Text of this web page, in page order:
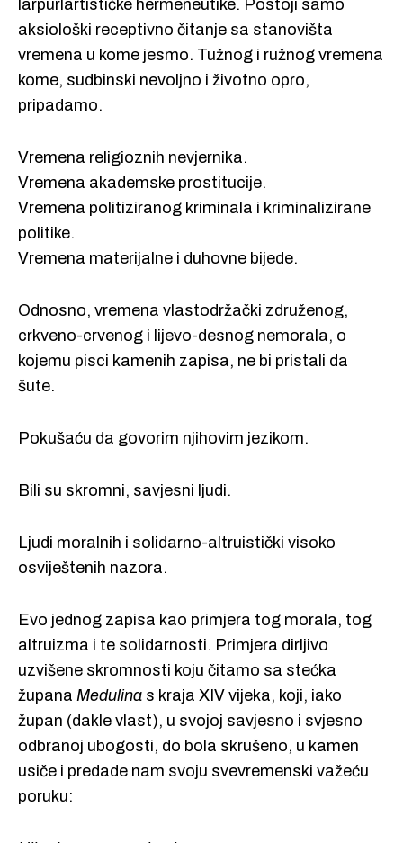
larpurlartističke hermeneutike. Postoji samo
aksiološki receptivno čitanje sa stanovišta
vremena u kome jesmo. Tužnog i ružnog vremena
kome, sudbinski nevoljno i životno opro,
pripadamo.
Vremena religioznih nevjernika.
Vremena akademske prostitucije.
Vremena politiziranog kriminala i kriminalizirane
politike.
Vremena materijalne i duhovne bijede.
Odnosno, vremena vlastodržački združenog,
crkveno-crvenog i lijevo-desnog nemorala, o
kojemu pisci kamenih zapisa, ne bi pristali da
šute.
Pokušaću da govorim njihovim jezikom.
Bili su skromni, savjesni ljudi.
Ljudi moralnih i solidarno-altruistički visoko
osviještenih nazora.
Evo jednog zapisa kao primjera tog morala, tog
altruizma i te solidarnosti. Primjera dirljivo
uzvišene skromnosti koju čitamo sa stećka
župana Medulinas kraja XIV vijeka, koji, iako
župan (dakle vlast), u svojoj savjesno i svjesno
odbranoj ubogosti, do bola skrušeno, u kamen
usiče i predade nam svoju svevremenski važeću
poruku: